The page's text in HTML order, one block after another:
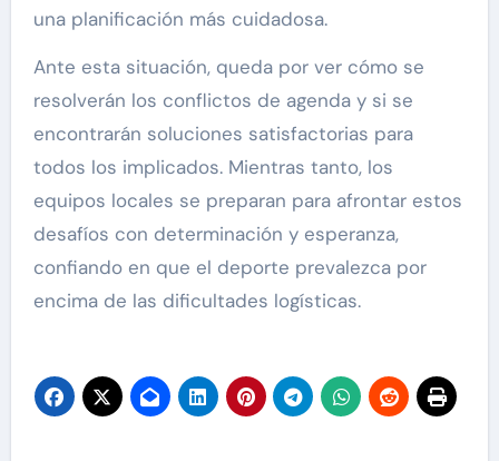
una planificación más cuidadosa.
Ante esta situación, queda por ver cómo se
resolverán los conflictos de agenda y si se
encontrarán soluciones satisfactorias para
todos los implicados. Mientras tanto, los
equipos locales se preparan para afrontar estos
desafíos con determinación y esperanza,
confiando en que el deporte prevalezca por
encima de las dificultades logísticas.